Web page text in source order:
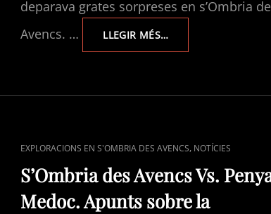
deparava grates sorpreses en s’Ombria
Avencs. …
LLEGIR MÉS…EXPLORACIONS
EN
AVENCS
CAT
LINKS
EXPLORACIONS EN S'OMBRIA DES AVENCS, NOTÍCIES
S’Ombria des Avencs Vs.
Medoc. Apunts sobre la